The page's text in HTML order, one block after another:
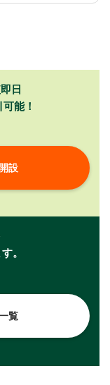
日
能！
設
。
覧